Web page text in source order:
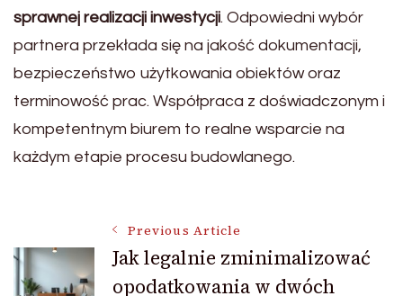
sprawnej realizacji inwestycji. Odpowiedni wybór
partnera przekłada się na jakość dokumentacji,
bezpieczeństwo użytkowania obiektów oraz
terminowość prac. Współpraca z doświadczonym i
kompetentnym biurem to realne wsparcie na
każdym etapie procesu budowlanego.
Post
Previous Article
Jak legalnie zminimalizować
opodatkowania w dwóch